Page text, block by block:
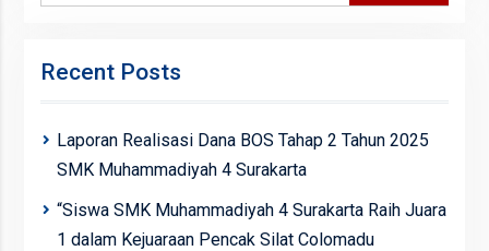
Recent Posts
Laporan Realisasi Dana BOS Tahap 2 Tahun 2025
SMK Muhammadiyah 4 Surakarta
“Siswa SMK Muhammadiyah 4 Surakarta Raih Juara
1 dalam Kejuaraan Pencak Silat Colomadu